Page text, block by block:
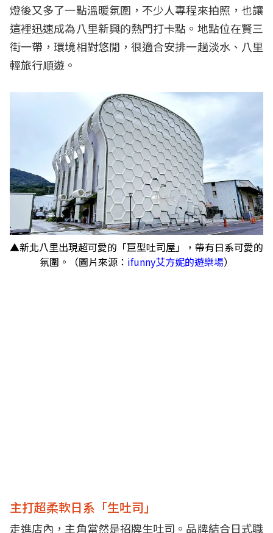
燈後又多了一點溫暖氛圍，不少人專程來拍照，也讓
這裡迅速成為八里新興的熱門打卡點。地點位在賢三
街一帶，環境相對悠閒，很適合安排一趟淡水、八里
輕旅行順遊。
▲新北八里出現超可愛的「巨型吐司屋」，帶有日系可愛的
氛圍。（圖片來源： ifunny艾方妮的遊樂場）
主打超柔軟日系「生吐司」
走進店內，主角當然是招牌生吐司。品牌結合日式職